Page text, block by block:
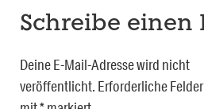
Schreibe einen
Deine E-Mail-Adresse wird nicht
veröffentlicht. Erforderliche